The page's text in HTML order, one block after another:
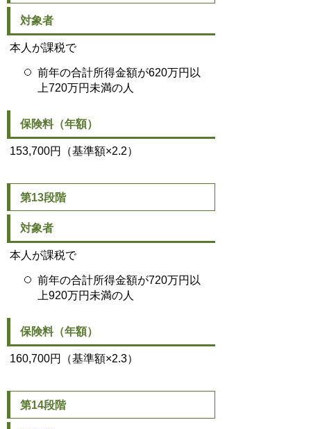
対象者
本人が課税で
前年の合計所得金額が620万円以
上720万円未満の人
保険料（年額）
153,700円（基準額×2.2）
第13段階
対象者
本人が課税で
前年の合計所得金額が720万円以
上920万円未満の人
保険料（年額）
160,700円 （基準額×2.3）
第14段階